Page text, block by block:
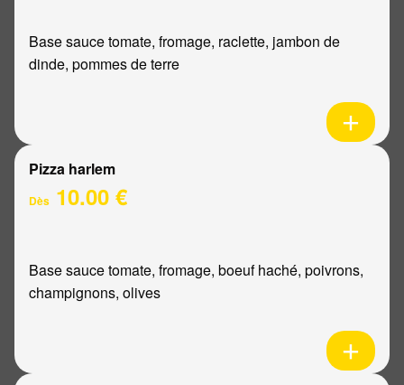
Base sauce tomate, fromage, raclette, jambon de
dinde, pommes de terre
Pizza harlem
Dès 10.00 €
Base sauce tomate, fromage, boeuf haché, poivrons,
champignons, olives